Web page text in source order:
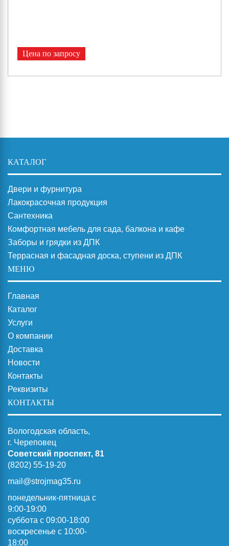
Цена по запросу
КАТАЛОГ
Двери и фурнитура
Лакокрасочная продукция
Сантехника
Комфортная мебель для сада, балкона и кафе
Заборы и грядки из ДПК
Террасная и фасадная доска, ступени из ДПК
МЕНЮ
Главная
Каталог
Услуги
О компании
Доставка
Новости
Контакты
Реквизиты
КОНТАКТЫ
Вологодская область,
г. Череповец
Советский проспект, 81
(8202) 55-19-20
mail@strojmag35.ru
понедельник-пятница с
9:00-19:00
суббота c 09:00-18:00
воскресенье с 10:00-
18:00